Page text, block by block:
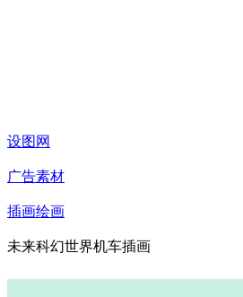
设图网
广告素材
插画绘画
未来科幻世界机车插画